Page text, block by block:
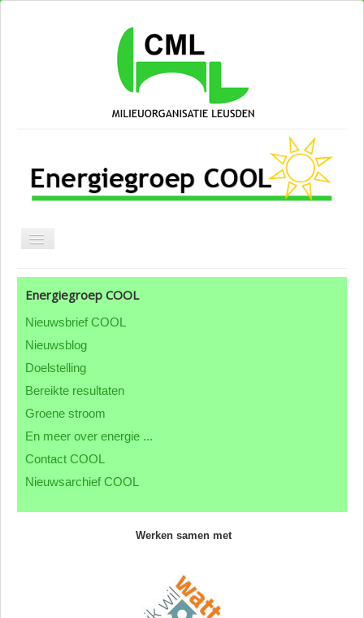
Blog CML
Over CML
ANBI
Contact CML
Energiegroep COOL
Nieuwsbrief COOL
Nieuwsblog
Doelstelling
Bereikte resultaten
Groene stroom
En meer over energie ...
Contact COOL
Nieuwsarchief COOL
Werken samen met